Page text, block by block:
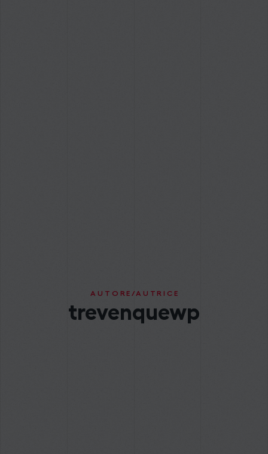
AUTORE/AUTRICE
trevenquewp